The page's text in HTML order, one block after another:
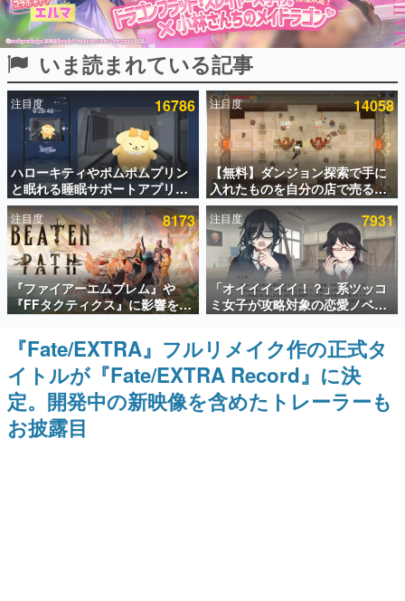
連載・特集一覧
殿堂入り記事
SNS拡散数が数千以上！ ページビュー数万以上！ などな
ど。多くの人々に読まれた、電ファミ渾身の“殿堂入り”記
事をまとめました。
ゲームの企画書
名作ゲームクリエイターの方々に製作時のエピソードをお
聞きし、ヒットする企画（ゲーム）とは何か？を探ってい
きます。
赫本
この物語を解いてはいけない。『赫本』は、〈試験問題〉
の形をした短編ホラー小説集です。
新世代に訊く
これからのデジタルゲーム市場を担う若きクリエイター達
の姿を追い、彼らのルーツと情熱を探っていきます。
ゲーム世代の作家たち
ゲームに多大な影響を受けた作家さんに取材し、ゲームが
日本のコンテンツ産業やカルチャーに与えた影響を探る企
画です。
いま読まれている記事
注目度 16786
ハローキティやポムポムプリン
と眠れる睡眠サポートアプリ
『ゆめたび』が配信中。キャラ
ごとのASMRや目覚ましアラー
ムも搭載
注目度 14058
【無料】ダンジョン探索で手に
入れたものを自分の店で売るゲ
ーム『Moonlighter』がSteam
にて無料配布中！続編
『Moonlighter 2』の9月2日正
式リリースを記念したキャンペ
ーン
注目度 8173
『ファイアーエムブレム』や
『FFタクティクス』に影響を受
けた新作戦略RPG『Beaten
Path』2027年に発売へ。
PC（Steam）、PS5、Xbox、
Switch向けにリリース予定
注目度 7931
「オイイイイイ！？」系ツッコ
ミ女子が攻略対象の恋愛ノベル
ゲーム『美術部カノジョ』
Steamストアページが公開。
「お前らーそろそろ自重しろ
ー？＾＾」暗黒微笑の夢女子
や、萌え声不思議ちゃん女子と
青春を謳歌
『Fate/EXTRA』フルリメイク作の正式タ
イトルが『Fate/EXTRA Record』に決
定。開発中の新映像を含めたトレーラーも
お披露目